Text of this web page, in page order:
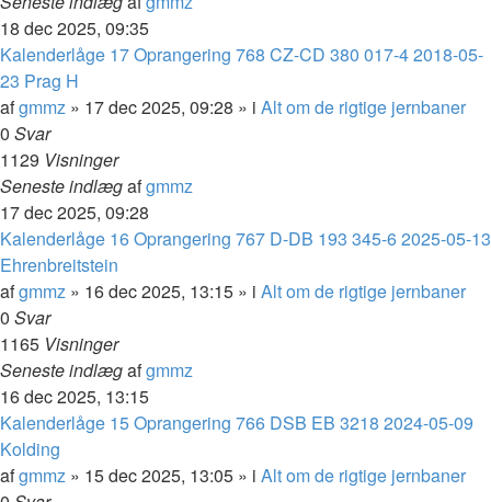
18 dec 2025, 09:35
Kalenderlåge 17 Oprangering 768 CZ-CD 380 017-4 2018-05-
23 Prag H
afgmmz » 17 dec 2025, 09:28 » i Alt om de rigtige jernbaner
0 Svar
1129 Visninger
Seneste indlægafgmmz
17 dec 2025, 09:28
Kalenderlåge 16 Oprangering 767 D-DB 193 345-6 2025-05-13
Ehrenbreitstein
afgmmz » 16 dec 2025, 13:15 » i Alt om de rigtige jernbaner
0 Svar
1165 Visninger
Seneste indlægafgmmz
16 dec 2025, 13:15
Kalenderlåge 15 Oprangering 766 DSB EB 3218 2024-05-09
Kolding
afgmmz » 15 dec 2025, 13:05 » i Alt om de rigtige jernbaner